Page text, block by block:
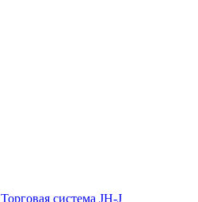
Торговая система JH-J